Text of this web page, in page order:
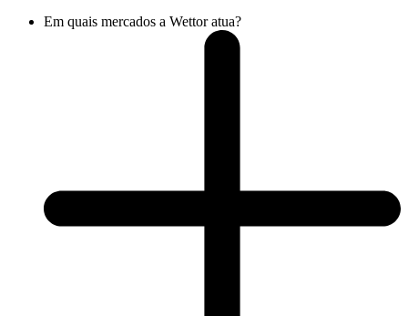
Em quais mercados a Wettor atua?